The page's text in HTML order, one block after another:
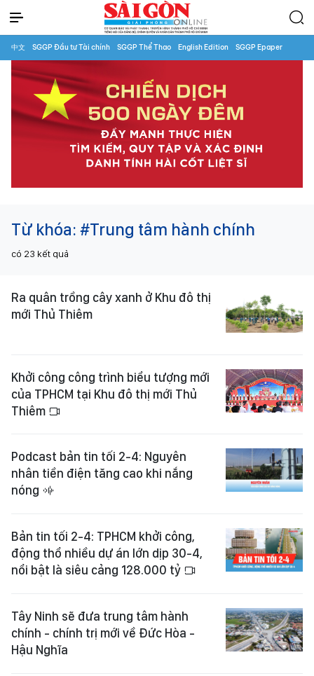
中文 SGGP Đầu tư Tài chính SGGP Thể Thao English Edition SGGP Epaper
Từ khóa: #Trung tâm hành chính
có 23 kết quả
Ra quân trồng cây xanh ở Khu đô thị
mới Thủ Thiêm
Khởi công công trình biểu tượng mới
của TPHCM tại Khu đô thị mới Thủ
Thiêm
Podcast bản tin tối 2-4: Nguyên
nhân tiền điện tăng cao khi nắng
nóng
Bản tin tối 2-4: TPHCM khởi công,
động thổ nhiều dự án lớn dịp 30-4,
nổi bật là siêu cảng 128.000 tỷ
Tây Ninh sẽ đưa trung tâm hành
chính - chính trị mới về Đức Hòa -
Hậu Nghĩa